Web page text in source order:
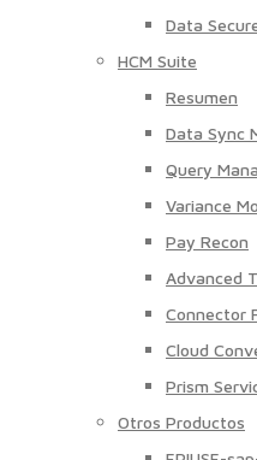
Data
HCM Suite
Resumen
Data Sync
Query
Variance
Pay Recon
Advanced
Connector
Cloud
Prism
Otros Productos